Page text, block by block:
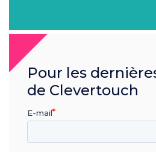
Pour les
de Clevertouch
E-mail